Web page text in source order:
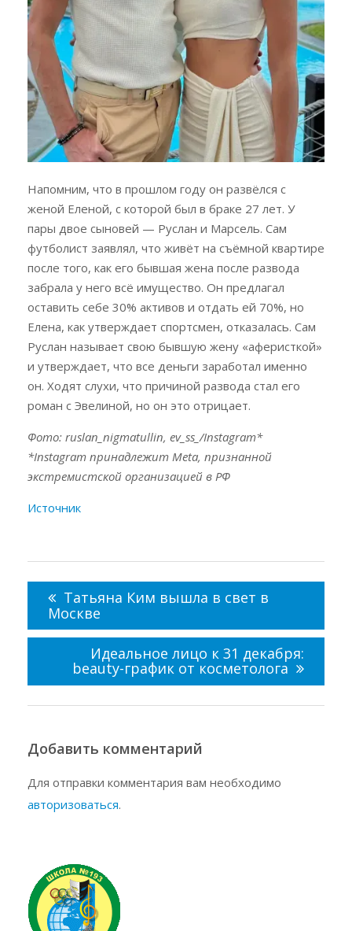
Напомним, что в прошлом году он развёлся с
женой Еленой, с которой был в браке 27 лет. У
пары двое сыновей — Руслан и Марсель. Сам
футболист заявлял, что живёт на съёмной квартире
после того, как его бывшая жена после развода
забрала у него всё имущество. Он предлагал
оставить себе 30% активов и отдать ей 70%, но
Елена, как утверждает спортсмен, отказалась. Сам
Руслан называет свою бывшую жену «аферисткой»
и утверждает, что все деньги заработал именно
он. Ходят слухи, что причиной развода стал его
роман с Эвелиной, но он это отрицает.
Фото: ruslan_nigmatullin, ev_ss_/Instagram*
*Instagram принадлежит Meta, признанной
экстремистской организацией в РФ
Источник
записям
Татьяна Ким вышла в свет в
Москве
Идеальное лицо к 31 декабря:
beauty-график от косметолога
Добавить комментарий
Для отправки комментария вам необходимо
авторизоваться.